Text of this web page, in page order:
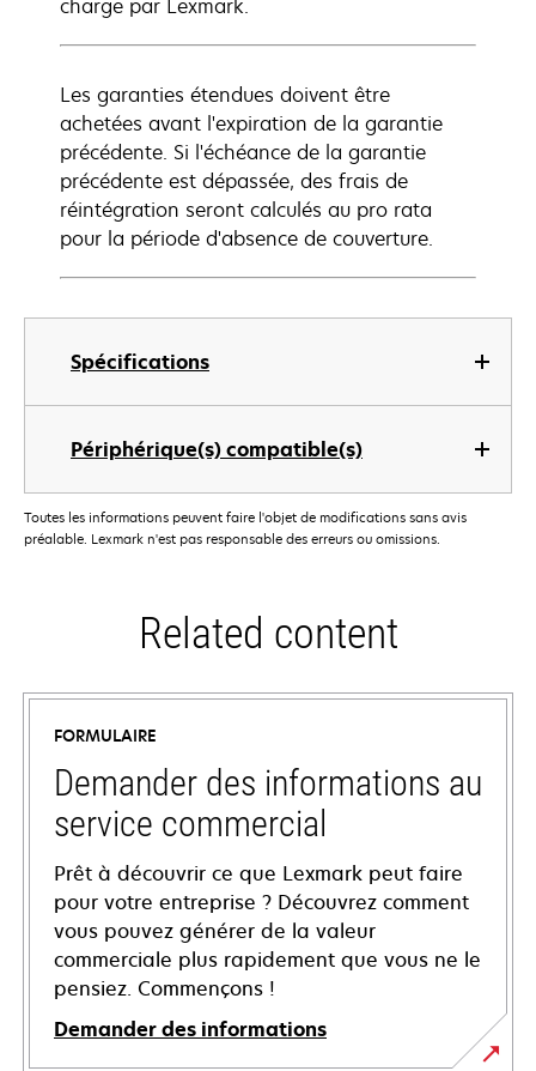
Spécifications
Périphérique(s) compatible(s)
charge par Lexmark.
Les garanties étendues doivent être
achetées avant l'expiration de la garantie
précédente. Si l'échéance de la garantie
précédente est dépassée, des frais de
réintégration seront calculés au pro rata
pour la période d'absence de couverture.
Toutes les informations peuvent faire l'objet de modifications sans avis
préalable. Lexmark n'est pas responsable des erreurs ou omissions.
Related content
FORMULAIRE
Demander des informations au
service commercial
Prêt à découvrir ce que Lexmark peut faire
pour votre entreprise ? Découvrez comment
vous pouvez générer de la valeur
commerciale plus rapidement que vous ne le
pensiez. Commençons !
Demander des informations